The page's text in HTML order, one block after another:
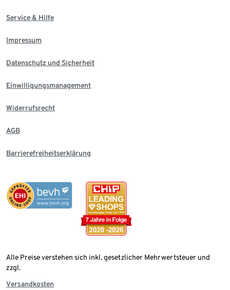
Service & Hilfe
Impressum
Datenschutz und Sicherheit
Einwilligungsmanagement
Widerrufsrecht
AGB
Barrierefreiheitserklärung
Alle Preise verstehen sich inkl. gesetzlicher Mehrwertsteuer und
zzgl.
Versandkosten